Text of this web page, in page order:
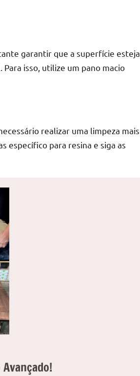
garantir que a superfície esteja
isso, utilize um pano macio
realizar uma limpeza mais
específico para resina e siga as